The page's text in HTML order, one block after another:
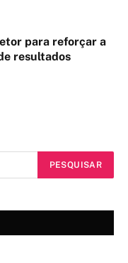
para reforçar a
resultados